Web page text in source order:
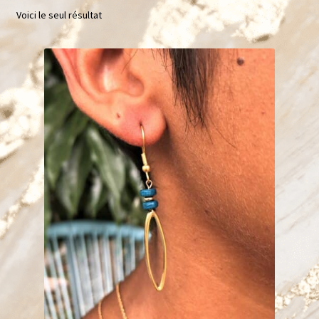
Bracelets
Chevillères
Gamme argentée
Mariage
Sautoirs
Les Bagues
Enfant
Bola de grossesse
Voici le seul résultat